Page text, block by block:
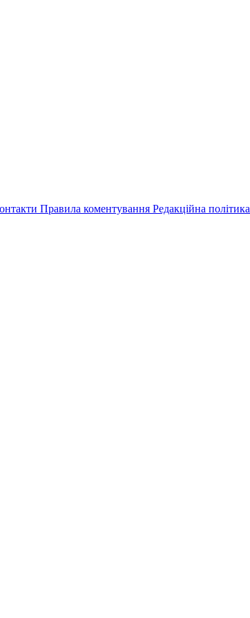
Правила коментування Редакційна політика